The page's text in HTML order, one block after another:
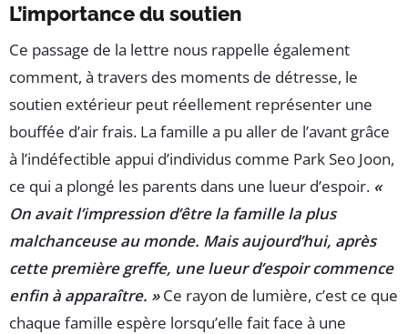
L’importance du soutien
Ce passage de la lettre nous rappelle également
comment, à travers des moments de détresse, le
soutien extérieur peut réellement représenter une
bouffée d’air frais. La famille a pu aller de l’avant grâce
à l’indéfectible appui d’individus comme Park Seo Joon,
ce qui a plongé les parents dans une lueur d’espoir. «
On avait l’impression d’être la famille la plus
malchanceuse au monde. Mais aujourd’hui, après
cette première greffe, une lueur d’espoir commence
enfin à apparaître. »Ce rayon de lumière, c’est ce que
chaque famille espère lorsqu’elle fait face à une